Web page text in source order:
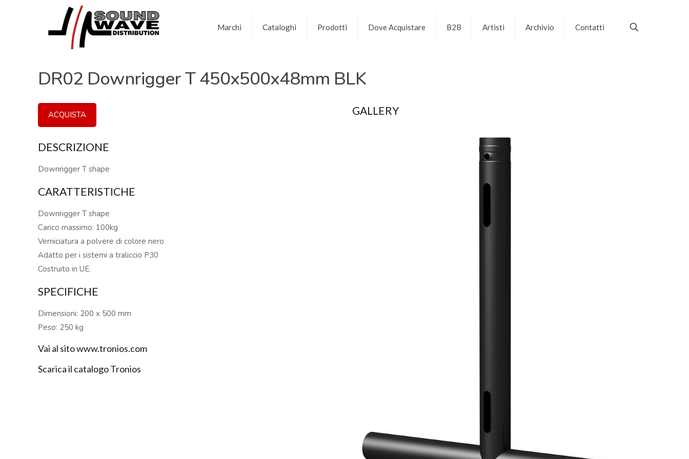
Marchi Cataloghi Prodotti Dove Acquistare B2B Artisti Archivio Contatti
DR02 Downrigger T 450x500x48mm BLK
ACQUISTA
DESCRIZIONE
Downrigger T shape
CARATTERISTICHE
Downrigger T shape
Carico massimo: 100kg
Verniciatura a polvere di colore nero
Adatto per i sistemi a traliccio P30
Costruito in UE.
SPECIFICHE
Dimensioni: 200 x 500 mm
Peso: 250 kg
Vai al sito www.tronios.com
Scarica il catalogo Tronios
GALLERY